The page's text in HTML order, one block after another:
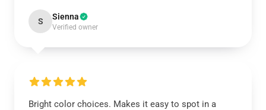
S Sienna
Verified owner
Bright color choices. Makes it easy to spot in a